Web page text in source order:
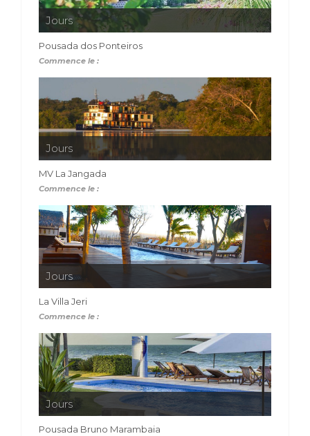
Jours
Pousada dos Ponteiros
Commence le :
Jours
MV La Jangada
Commence le :
Jours
La Villa Jeri
Commence le :
Jours
Pousada Bruno Marambaia